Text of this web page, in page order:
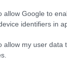
allow Google to
identifiers in
allow my user data
ότι
νευρώνες,
των